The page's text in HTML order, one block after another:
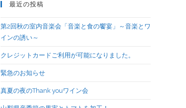
最近の投稿
第2回秋の室内音楽会「音楽と食の饗宴」～音楽とワ
インの誘い～
クレジットカードご利用が可能になりました。
緊急のお知らせ
真夏の夜のThank youワイン会